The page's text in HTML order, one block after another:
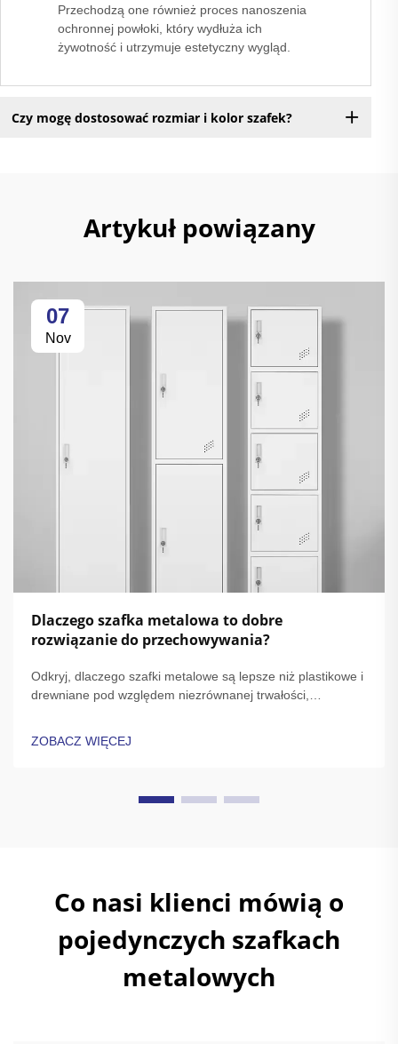
Przechodzą one również proces nanoszenia
ochronnej powłoki, który wydłuża ich
żywotność i utrzymuje estetyczny wygląd.
Czy mogę dostosować rozmiar i kolor szafek?
Artykuł powiązany
07
Nov
Dlaczego szafka metalowa to dobre
rozwiązanie do przechowywania?
Odkryj, dlaczego szafki metalowe są lepsze niż plastikowe i
drewniane pod względem niezrównanej trwałości,
ZOBACZ WIĘCEJ
Co nasi klienci mówią o
pojedynczych szafkach
metalowych